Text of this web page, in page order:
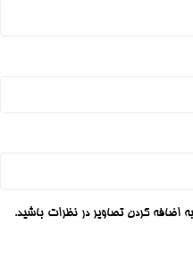
اضافه کردن تصاویر در نظرات باشید.